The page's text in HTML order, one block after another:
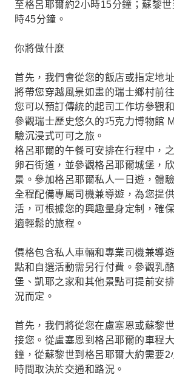
至格呂耶爾約2小時15分鐘；蘇黎
時45分鐘。
你將做什麼
首先，我們會從您的飯店或指定地
將帶您穿越風景如畫的瑞士鄉村前
您可以預訂傳統的起司工作坊參觀
參觀瑞士歷史悠久的巧克力博物館
驗沉浸式可可之旅。
格呂耶爾的午餐可安排在行程中，
卵石街道，並參觀格呂耶爾城堡，
景。參加格呂耶爾私人一日遊，體
全程配備專屬司機兼導遊，為您提
活，可根據您的興趣量身定制，確
適輕鬆的旅程。
價格包含私人車輛和專業司機兼導
點和自選活動需另行付費。參觀乳
堡、凱耶之家和其他景點可提前安
況而定。
首先，我們將從您在盧塞恩或蘇黎
接您。從盧塞恩到格呂耶爾的車程
鐘，從蘇黎世到格呂耶爾大約需要2
時間取決於交通和路況。